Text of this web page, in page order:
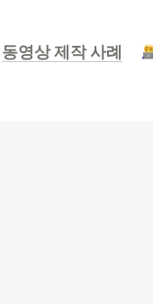
동영상 제작 사례